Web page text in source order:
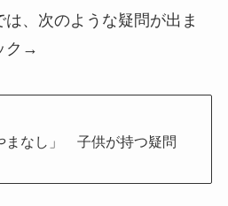
、次のような疑問が出ま
ク→
まなし」 子供が持つ疑問